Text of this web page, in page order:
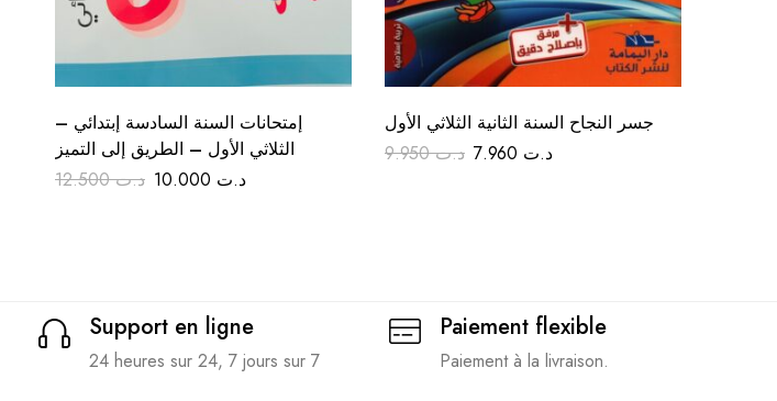
إمتحانات السنة السادسة إبتدائي –
الثلاثي الأول – الطريق إلى التميز
د.ت12.500 د.ت
جسر النجاح السنة الثانية الثلاثي الأول
د.ت9.950 د.ت
Support en ligne
24 heures sur 24, 7 jours sur 7
Paiement flexible
Paiement à la livraison.